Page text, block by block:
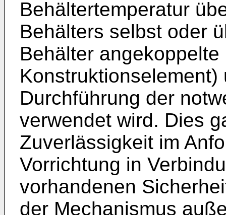
Behälter­temperatur
Behälters selbst oder
Behälter
Konstruktions­element)
Durchführung der
verwendet wird. Dies
Zuverlässigkeit im
Vorrichtung in
vorhandenen
der Mechanismus